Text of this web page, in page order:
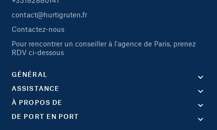
contact@hurtigruten.fr
Contactez-nous
Pour rencontrer un conseiller à l'agence de Paris, prenez
RDV ci-dessous
GÉNÉRAL
ASSISTANCE
À PROPOS DE
DE PORT EN PORT